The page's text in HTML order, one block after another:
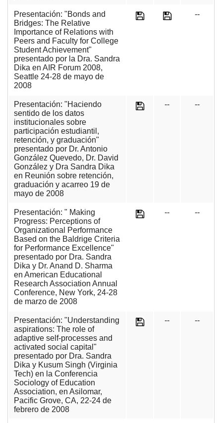
Presentación: "Bonds and
Bridges: The Relative
Importance of Relations with
Peers and Faculty for College
Student Achievement"
presentado por la Dra. Sandra
Dika en AIR Forum 2008,
Seattle 24-28 de mayo de
2008
--
Presentación: "Haciendo
sentido de los datos
institucionales sobre
participación estudiantil,
retención, y graduación"
presentado por Dr. Antonio
González Quevedo, Dr. David
González y Dra Sandra Dika
en Reunión sobre retención,
graduación y acarreo 19 de
mayo de 2008
-- --
Presentación: " Making
Progress: Perceptions of
Organizational Performance
Based on the Baldrige Criteria
for Performance Excellence"
presentado por Dra. Sandra
Dika y Dr. Anand D. Sharma
en American Educational
Research Association Annual
Conference, New York, 24-28
de marzo de 2008
-- --
Presentación: "Understanding
aspirations: The role of
adaptive self-processes and
activated social capital"
presentado por Dra. Sandra
Dika y Kusum Singh (Virginia
Tech) en la Conferencia
Sociology of Education
Association, en Asilomar,
Pacific Grove, CA, 22-24 de
febrero de 2008
-- --